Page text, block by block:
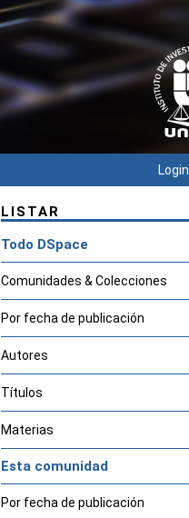
Login
LISTAR
Todo DSpace
Comunidades & Colecciones
Por fecha de publicación
Autores
Títulos
Materias
Esta comunidad
Por fecha de publicación